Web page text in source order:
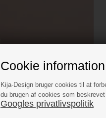
Cookie information
Kija-Design bruger cookies til at
du brugen af cookies som
Googles privatlivspolitik